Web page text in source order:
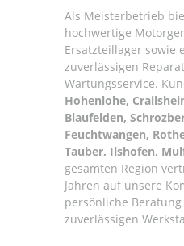
Als Meisterbetrieb
hochwertige
Ersatzteillager sowie
zuverlässigen
Wartungsservice.
Hohenlohe,
Blaufelden,
Feuchtwangen,
Tauber, Ilshofen,
gesamten Region
Jahren auf unsere
persönliche
zuverlässigen